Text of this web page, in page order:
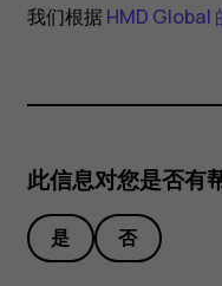
我们根据 HMD Global
此信息对您是否有
是 否